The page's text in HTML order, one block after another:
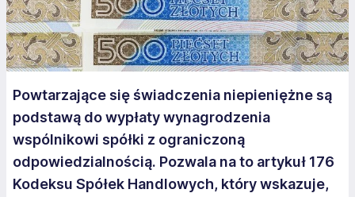
Powtarzające się świadczenia niepieniężne są
podstawą do wypłaty wynagrodzenia
wspólnikowi spółki z ograniczoną
odpowiedzialnością. Pozwala na to artykuł 176
Kodeksu Spółek Handlowych, który wskazuje,